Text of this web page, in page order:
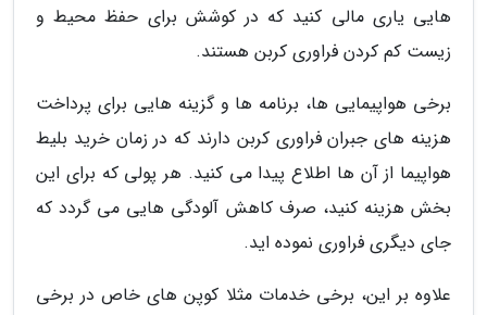
هایی یاری مالی کنید که در کوشش برای حفظ محیط و
زیست کم کردن فراوری کربن هستند.
برخی هواپیمایی ها، برنامه ها و گزینه هایی برای پرداخت
هزینه های جبران فراوری کربن دارند که در زمان خرید بلیط
هواپیما از آن ها اطلاع پیدا می کنید. هر پولی که برای این
بخش هزینه کنید، صرف کاهش آلودگی هایی می گردد که
جای دیگری فراوری نموده اید.
علاوه بر این، برخی خدمات مثلا کوپن های خاص در برخی